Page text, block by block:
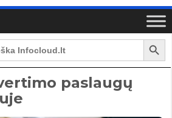
Search Button
paslaugų